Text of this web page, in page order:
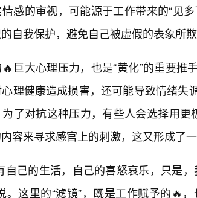
感的审视，可能源于工作带来的“见
自我保护，避免自己被虚假的表象所欺
巨大心理压力，也是“黄化”的重要推
理健康造成损害，还可能导致情绪失
了对抗这种压力，有些人会选择用更
容来寻求感官上的刺激，这又形成了一
自己的生活，自己的喜怒哀乐，只是，
。这里的“滤镜”，既是工作赋予的🔥